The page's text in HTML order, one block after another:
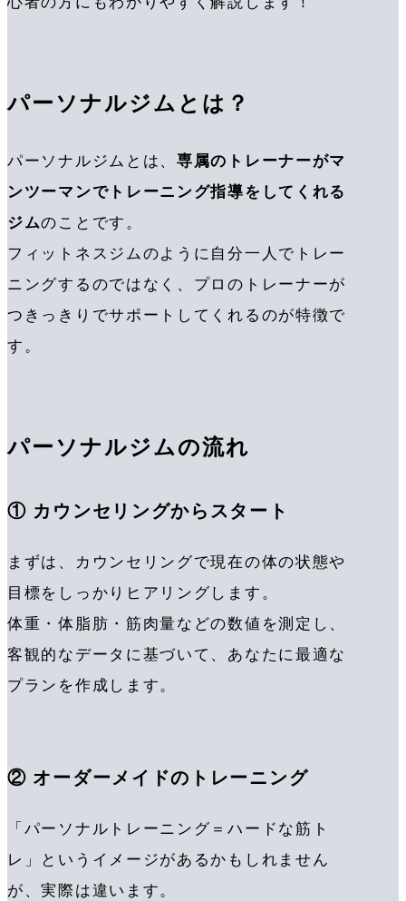
パーソナルジムとは？
パーソナルジムとは、 専属のトレーナーがマ
ンツーマンでトレーニング指導をしてくれる
ジムのことです。
フィットネスジムのように自分一人でトレー
ニングするのではなく、プロのトレーナーが
つきっきりでサポートしてくれるのが特徴で
す。
パーソナルジムの流れ
① カウンセリングからスタート
まずは、カウンセリングで現在の体の状態や
目標をしっかりヒアリングします。
体重・体脂肪・筋肉量などの数値を測定し、
客観的なデータに基づいて、あなたに最適な
プランを作成します。
② オーダーメイドのトレーニング
「パーソナルトレーニング＝ハードな筋ト
レ」というイメージがあるかもしれません
が、実際は違います。